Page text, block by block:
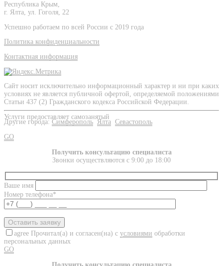
Республика Крым,
г. Ялта, ул. Гоголя, 22
Успешно работаем по всей России с 2019 года
Политика конфиденциальности
Контактная информация
Сайт носит исключительно информационный характер и ни при каких
условиях не является публичной офертой, определяемой положениями
Статьи 437 (2) Гражданского кодекса Российской Федерации.
Услуги предоставляет самозанятый
Другие города: Симферополь Ялта Севастополь
GO
Получить консультацию специалиста
Звонки осуществляются с 9:00 до 18:00
Ваше имя
Номер телефона*
agree Прочитал(а) и согласен(на) с условиями обработки
персональных данных
GO